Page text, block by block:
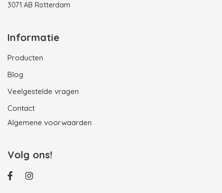
3071 AB Rotterdam
Informatie
Producten
Blog
Veelgestelde vragen
Contact
Algemene voorwaarden
Volg ons!